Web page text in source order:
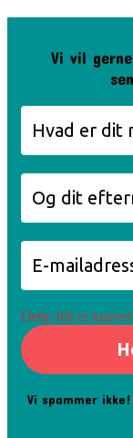
Vi vil
Dette felt er krævet
Vi spammer